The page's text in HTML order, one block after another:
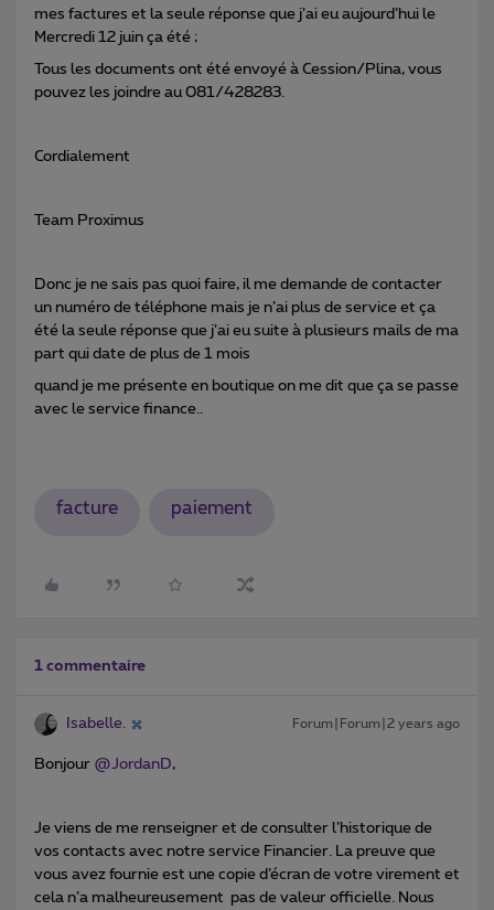
mes factures et la seule réponse que j’ai eu aujourd’hui le
Mercredi 12 juin ça été ;
Tous les documents ont été envoyé à Cession/Plina, vous
pouvez les joindre au 081/428283.
Cordialement
Team Proximus
Donc je ne sais pas quoi faire, il me demande de contacter
un numéro de téléphone mais je n’ai plus de service et ça
été la seule réponse que j’ai eu suite à plusieurs mails de ma
part qui date de plus de 1 mois
quand je me présente en boutique on me dit que ça se passe
avec le service finance..
facture paiement
1 commentaire
Isabelle. Forum|Forum|2 years ago
Bonjour @JordanD,
Je viens de me renseigner et de consulter l’historique de
vos contacts avec notre service Financier. La preuve que
vous avez fournie est une copie d’écran de votre virement et
cela n’a malheureusement pas de valeur officielle. Nous